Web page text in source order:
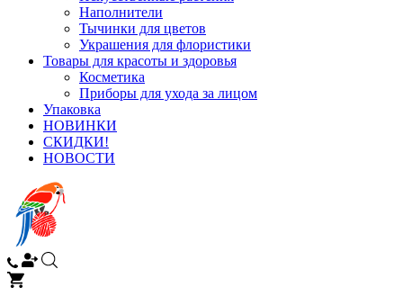
Наполнители
Тычинки для цветов
Украшения для флористики
Товары для красоты и здоровья
Косметика
Приборы для ухода за лицом
Упаковка
НОВИНКИ
СКИДКИ!
НОВОСТИ